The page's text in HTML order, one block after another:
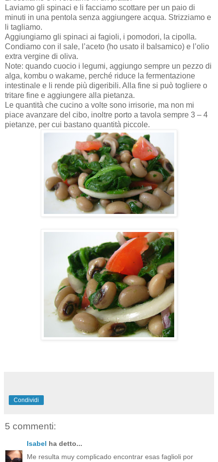
Laviamo gli spinaci e li facciamo scottare per un paio di
minuti in una pentola senza aggiungere acqua. Strizziamo e
li tagliamo.
Aggiungiamo gli spinaci ai fagioli, i pomodori, la cipolla.
Condiamo con il sale, l’aceto (ho usato il balsamico) e l’olio
extra vergine di oliva.
Note: quando cuocio i legumi, aggiungo sempre un pezzo di
alga, kombu o wakame, perché riduce la fermentazione
intestinale e li rende più digeribili. Alla fine si può togliere o
tritare fine e aggiungere alla pietanza.
Le quantità che cucino a volte sono irrisorie, ma non mi
piace avanzare del cibo, inoltre porto a tavola sempre 3 – 4
pietanze, per cui bastano quantità piccole.
Condividi
5 commenti:
Isabel ha detto...
Me resulta muy complicado encontrar esas faglioli por